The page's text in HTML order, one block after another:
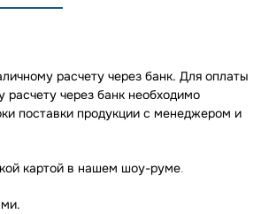
расчету через банк. Для оплаты
расчету через банк необходимо
поставки продукции с менеджером и
картой в нашем шоу-руме.